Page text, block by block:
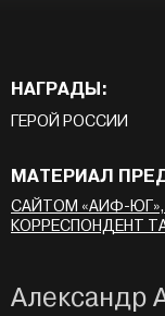
НАГРАДЫ:
ГЕРОЙ РОССИИ
МАТЕРИАЛ
САЙТОМ «АИФ-ЮГ»,
КОРРЕСПОНДЕНТ
Александр